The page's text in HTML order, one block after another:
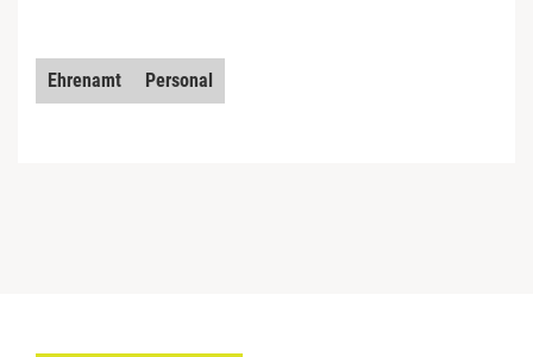
Ehrenamt Personal